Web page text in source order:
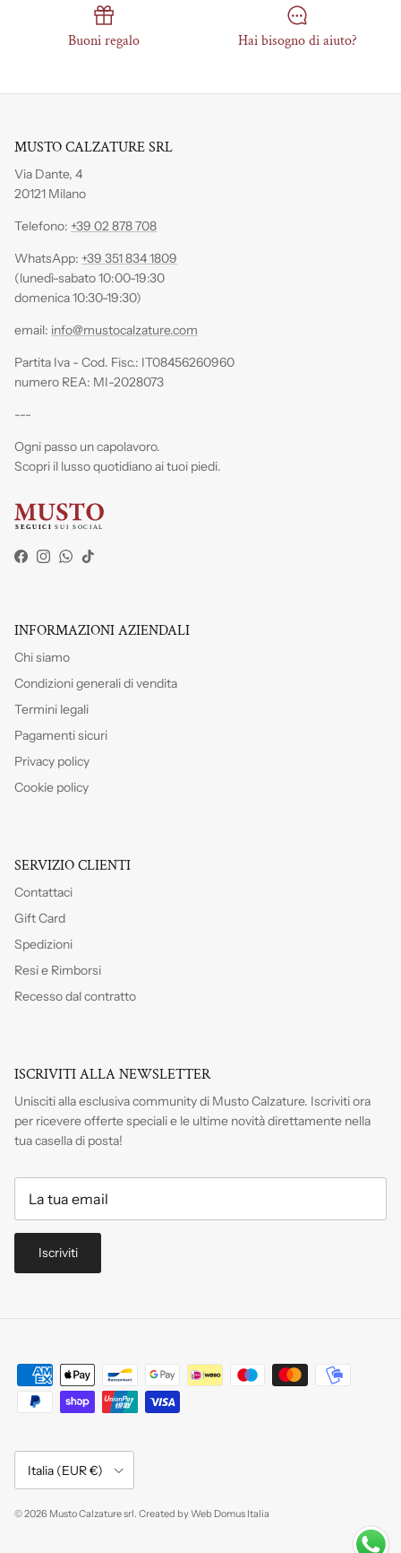
Buoni regalo Hai bisogno di aiuto?
MUSTO CALZATURE SRL
Via Dante, 4
20121 Milano
Telefono: +39 02 878 708
WhatsApp: +39 351 834 1809
(lunedì-sabato 10:00-19:30
domenica 10:30-19:30)
email: info@mustocalzature.com
Partita Iva - Cod. Fisc.: IT08456260960
numero REA: MI-2028073
---
Ogni passo un capolavoro.
Scopri il lusso quotidiano ai tuoi piedi.
Facebook
Instagram
WhatsApp
TikTok
INFORMAZIONI AZIENDALI
Chi siamo
Condizioni generali di vendita
Termini legali
Pagamenti sicuri
Privacy policy
Cookie policy
SERVIZIO CLIENTI
Contattaci
Gift Card
Spedizioni
Resi e Rimborsi
Recesso dal contratto
ISCRIVITI ALLA NEWSLETTER
Unisciti alla esclusiva community di Musto Calzature. Iscrivitiora
per ricevere offerte speciali e le ultime novità direttamente nella
tua casella di posta!
Iscriviti
Paese/Regione
Italia (EUR €)
© 2026 Musto Calzature srl. Created byWeb Domus Italia